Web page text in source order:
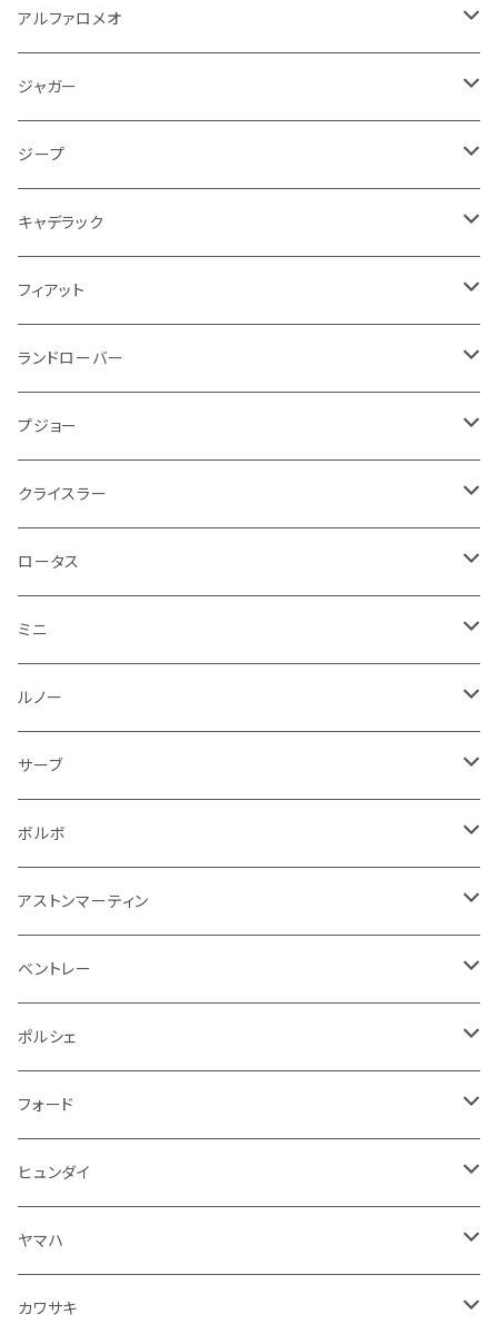
アルファロメオ
ミニ
シトロエン
フィアット
クライスラー
サーブ
ベントレー
ロータス
ポルシェ
ヒュンダイ
その他
クライスラー
アストンマーティン
プジョー
ルノー
サーブ
フォード
ミニ
ロータス
マセラティ
ロールスロイス
ポルシェ
ヒュンダイ
その他
ジャガー
ジープ
ランドローバー
ロータス
メルセデス ベンツ
ミニ
プジョー
ポルシェ
ルノー
サーブ
フォルクスワーゲン
ボルボ
シートベルト周り
ステアリング
ステアリングホイールカバー
修理ツール
運転席周り
アームレスト
ドア回り
ホーン
キーホルダー
収納用品
灰皿・ゴミ箱
インテリアパネル
オイルフィルター
クーラント
その他
クーラント
ミッション
ドライブシャフト
サスペンション
マフラー
ライト系
ブレーキランプ
方向指示器
ドア系
エアコン系
ブレーキ系
ブレーキランプ
外装系
タイヤ回り系
ホイール
泥除け
ガソリンタンク
フロントワイパー
リアワイパー
オーディオ系
その他
ケーブル系
排気系
ガスケット
通信系
吸気系
エアフィルター
インテリア系
灰皿・ゴミ箱
ドリンクホルダー
携帯・スマホホルダー
クッション
ステッカー
フェンダー
ギアシフト系
バイク ブレーキクラッチレバー
バイク 収納
バイク ハンドル系
ハンドガード
スロットル
シートカバー
バイク その他
バイク フェンダー系
足回り
サスペンション
オイル系
サスペンション
リアバンパー
トランクマット
タイヤ回り
泥除け
ホイール
フロントバンパー回り
グリル
ライト系
アームレスト
冷却系
クーラント
フェンダー
ワイパー
トランクマット
ドア回り
タンク系
ケーブル系
バンパー回り
ライト系
ウインカー
その他
リアバンパー
エンジン系
外装系
イグニッションコイル
ブレーキ系
アンチロックブレーキ
冷却系
クーラント
タンク系
ケーブル系
エンジン系
その他
その他
運転席周り
アームレスト
ドア回り
ワイパー
排気系
ガスケット
ダッシュボード
タイヤ回り
泥除け
フロアマット
その他
ライト系
ドア回り
ワイパー
キーホルダー
アルファロメオ
フロアマット
ワイパー
ジャガー
フロアマット
ジープ
フロアマット
収納用品
キャデラック
フロアマット
フィアット
フロアマット
フロントワイパー
リアワイパー
ランドローバー
フロアマット
ダッシュボード
トランクマット
ライト系
ウインカー
ワイパー
ミラー
収納系
アームレスト
シフトレバー
その他
冷却系
ラジエーター
プジョー
フロアマット
その他
ライト系
ブレーキランプ
ウインカー
トランクマット
ワイパー
キーホルダー
クライスラー
フロアマット
ロータス
フロアマット
ミニ
フロアマット
ルノー
フロアマット
タイヤ回り
泥除け
ワイパー
その他
シフトノブ
運転席周り
ドア回り
アームレスト
ライト系
ウインカー
サーブ
フロアマット
シフトノブ
ボルボ
フロアマット
トランクマット
アストンマーティン
フロアマット
ベントレー
フロアマット
外装
グリル
ポルシェ
フロアマット
その他
フォード
フロアマット
ダッシュボード
ドア回り
ヒュンダイ
フロアマット
ヤマハ
電装系
カワサキ